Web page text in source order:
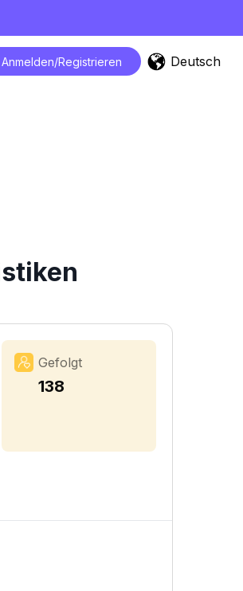
Anmelden/Registrieren Deutsch
Gefolgt
138